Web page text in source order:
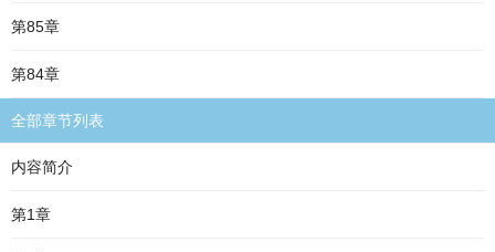
第85章
第84章
全部章节列表
内容简介
第1章